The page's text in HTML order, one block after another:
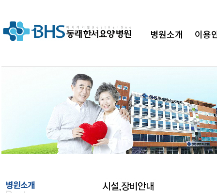
병원소개 이용
BHS 동래한서요양병원이 함께하겠
병원소개